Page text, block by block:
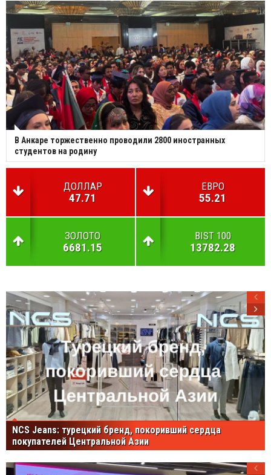
В Анкаре торжественно проводили 2800 иностранных
студентов на родину
ДОЛЛАР
47.71
ЕВРО
55.21
ЗОЛОТО
6681.15
BIST 100
13782.28
NCS Jeans: турецкий бренд, покоривший сердца
покупателей Центральной Азии